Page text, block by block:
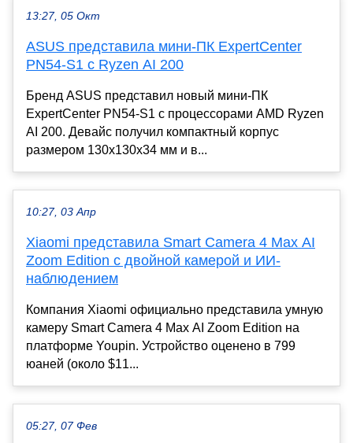
13:27, 05 Окт
ASUS представила мини-ПК ExpertCenter
PN54-S1 с Ryzen AI 200
Бренд ASUS представил новый мини-ПК
ExpertCenter PN54-S1 с процессорами AMD Ryzen
AI 200. Девайс получил компактный корпус
размером 130х130х34 мм и в...
10:27, 03 Апр
Xiaomi представила Smart Camera 4 Max AI
Zoom Edition с двойной камерой и ИИ-
наблюдением
Компания Xiaomi официально представила умную
камеру Smart Camera 4 Max AI Zoom Edition на
платформе Youpin. Устройство оценено в 799
юаней (около $11...
05:27, 07 Фев